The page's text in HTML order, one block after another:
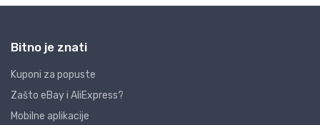
Bitno je znati
Kuponi za popuste
Zašto eBay i AliExpress?
Mobilne aplikacije